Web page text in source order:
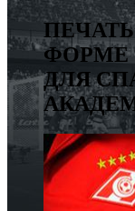
ФОРМЕ
ДЛЯ